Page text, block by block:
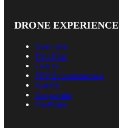
DRONE EXPERIENCE
Over ons
TV / Film
Live tv
FPV Dronebeelden
Events
Corporate
Portfolio